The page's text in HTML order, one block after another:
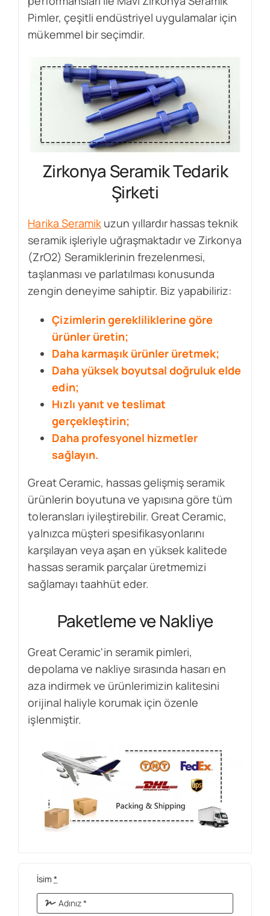
Pimler, çeşitli endüstriyel uygulamalar için
mükemmel bir seçimdir.
Zirkonya Seramik Tedarik
Şirketi
Harika Seramikuzun yıllardır hassas teknik
seramik işleriyle uğraşmaktadır ve Zirkonya
(ZrO2) Seramiklerinin frezelenmesi,
taşlanması ve parlatılması konusunda
zengin deneyime sahiptir. Biz yapabiliriz:
Çizimlerin gerekliliklerine göre
ürünler üretin;
Daha karmaşık ürünler üretmek;
Daha yüksek boyutsal doğruluk elde
edin;
Hızlı yanıt ve teslimat
gerçekleştirin;
Daha profesyonel hizmetler
sağlayın.
Great Ceramic, hassas gelişmiş seramik
ürünlerin boyutuna ve yapısına göre tüm
toleransları iyileştirebilir. Great Ceramic,
yalnızca müşteri spesifikasyonlarını
karşılayan veya aşan en yüksek kalitede
hassas seramik parçalar üretmemizi
sağlamayı taahhüt eder.
Paketleme ve Nakliye
Great Ceramic'in seramik pimleri,
depolama ve nakliye sırasında hasarı en
aza indirmek ve ürünlerimizin kalitesini
orijinal haliyle korumak için özenle
işlenmiştir.
İsim*